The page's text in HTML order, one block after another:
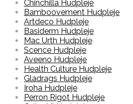
Chinchilla Hudpleje
Bamboovement Hudpleje
Artdeco Hudpleje
Basiderm Hudpleje
Mac Urth Hudpleje
Scence Hudpleje
Aveeno Hudpleje
Health Culture Hudpleje
Gladrags Hudpleje
Iroha Hudpleje
Perron Rigot Hudpleje